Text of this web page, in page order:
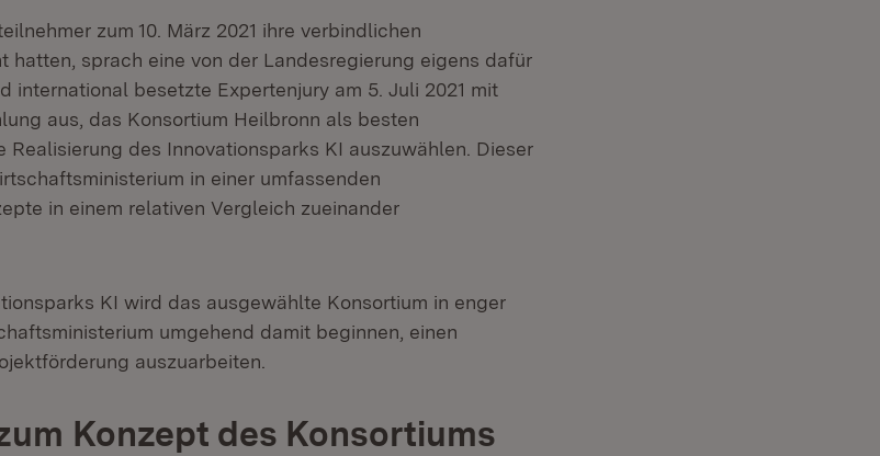
zum 10. März 2021 ihre verbindlichen
hatten, sprach eine von der Landesregierung eigens dafür
international besetzte Expertenjury am 5. Juli 2021 mit
aus, das Konsortium Heilbronn als besten
Realisierung des Innovationsparks KI auszuwählen. Dieser
in einer umfassenden
in einem relativen Vergleich zueinander
KI wird das ausgewählte Konsortium in enger
umgehend damit beginnen, einen
auszuarbeiten.
Konzept des Konsortiums